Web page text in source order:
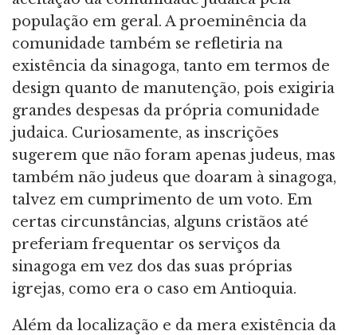
população em geral. A proeminência da
comunidade também se refletiria na
existência da sinagoga, tanto em termos de
design quanto de manutenção, pois exigiria
grandes despesas da própria comunidade
judaica. Curiosamente, as inscrições
sugerem que não foram apenas judeus, mas
também não judeus que doaram à sinagoga,
talvez em cumprimento de um voto. Em
certas circunstâncias, alguns cristãos até
preferiam frequentar os serviços da
sinagoga em vez dos das suas próprias
igrejas, como era o caso em Antioquia.
Além da localização e da mera existência da